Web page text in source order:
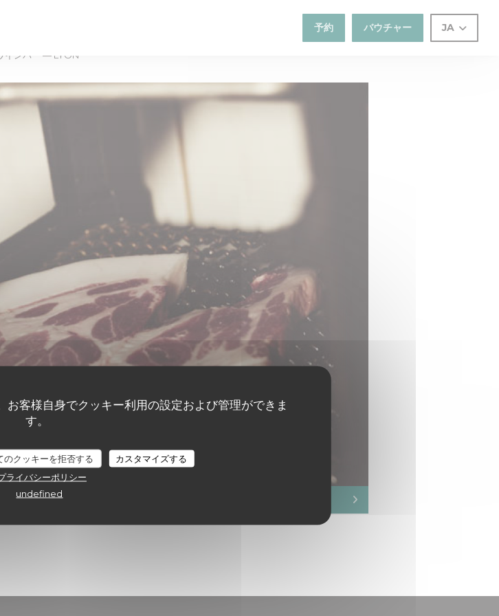
客様自身でクッキー利用の設定および管理ができま
す。
のクッキーを拒否する
カスタマイズする
ライバシーポリシー
undefined
予約 バウチャー JA
ワインバー — LYON